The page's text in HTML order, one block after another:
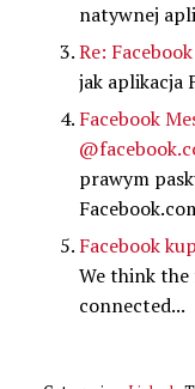
natywnej
Re:
jak aplikacja
Facebook
prawym
Facebook
We think
connected...